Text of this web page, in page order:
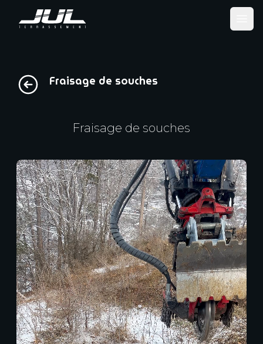
Fraisage de souches
Fraisage de souches